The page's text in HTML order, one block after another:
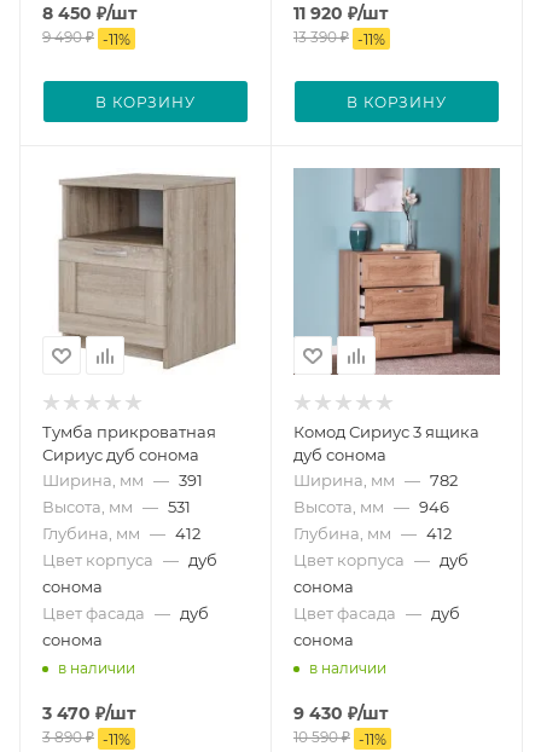
8 450 ₽/шт
9 490₽ -11%
В КОРЗИНУ
11 920 ₽/шт
13 390₽ -11%
В КОРЗИНУ
Тумба прикроватная
Сириус дуб сонома
Ширина, мм — 391
Высота, мм — 531
Глубина, мм — 412
Цвет корпуса — дуб
сонома
Цвет фасада — дуб
сонома
в наличии
3 470 ₽/шт
3 890₽ -11%
Комод Сириус 3 ящика
дуб сонома
Ширина, мм — 782
Высота, мм — 946
Глубина, мм — 412
Цвет корпуса — дуб
сонома
Цвет фасада — дуб
сонома
в наличии
9 430 ₽/шт
10 590₽ -11%